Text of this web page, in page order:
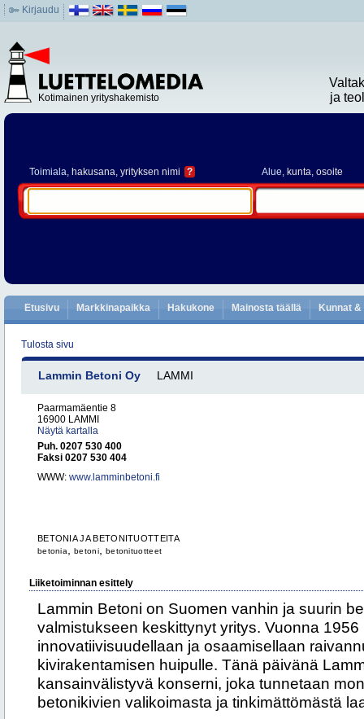
Kirjaudu
Kotimainen yrityshakemisto
ja
Toimiala, hakusana, yrityksen nimi ? Alue, kunta, osoite
Etusivu Markkinapaikka Hakukone Mainosta täällä Kunnat
Tulosta sivu
Lammin Betoni Oy LAMMI
Paarmamäentie 8
16900 LAMMI
Näytä kartalla
Puh. 0207 530 400
Faksi 0207 530 404
WWW: www.lamminbetoni.fi
BETONIA JA BETONITUOTTEITA
betonia ,betoni, betonituotteet
Liiketoiminnan esittely
Lammin Betoni on Suomen vanhin ja suurin
valmistukseen keskittynyt yritys. Vuonna
innovatiivisuudellaan ja osaamisellaan
kivirakentamisen huipulle. Tänä päivänä
kansainvälistyvä konserni, joka tunnetaan
betonikivien valikoimasta ja tinkimättömästä